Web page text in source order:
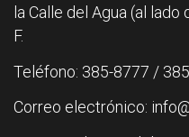
la Calle del Agua (al
F.
Teléfono: 385-8777 /
Correo electrónico: